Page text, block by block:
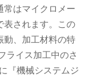
常はマイクロメー
表されます。この
動、加工材料の特
ライス加工中のさ
『機械システムジ